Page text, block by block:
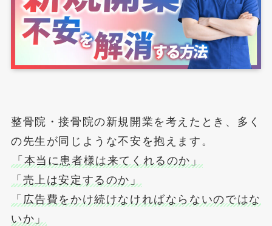
整骨院・接骨院の新規開業を考えたとき、多く
の先生が同じような不安を抱えます。
「本当に患者様は来てくれるのか」
「売上は安定するのか」
「広告費をかけ続けなければならないのではな
いか」